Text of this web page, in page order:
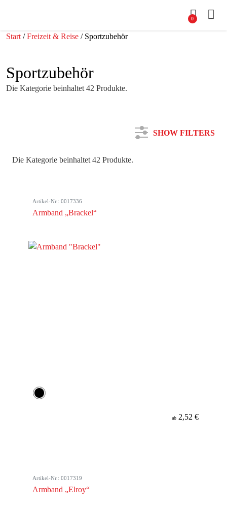
0
Start /Freizeit & Reise / Sportzubehör
Sportzubehör
Die Kategorie beinhaltet 42 Produkte.
SHOW FILTERS
Farbe
Die Kategorie beinhaltet 42 Produkte.
Artikel-Nr.: 0017336
Armband „Brackel“
ab 2,52 €
Artikel-Nr.: 0017319
Armband „Elroy“